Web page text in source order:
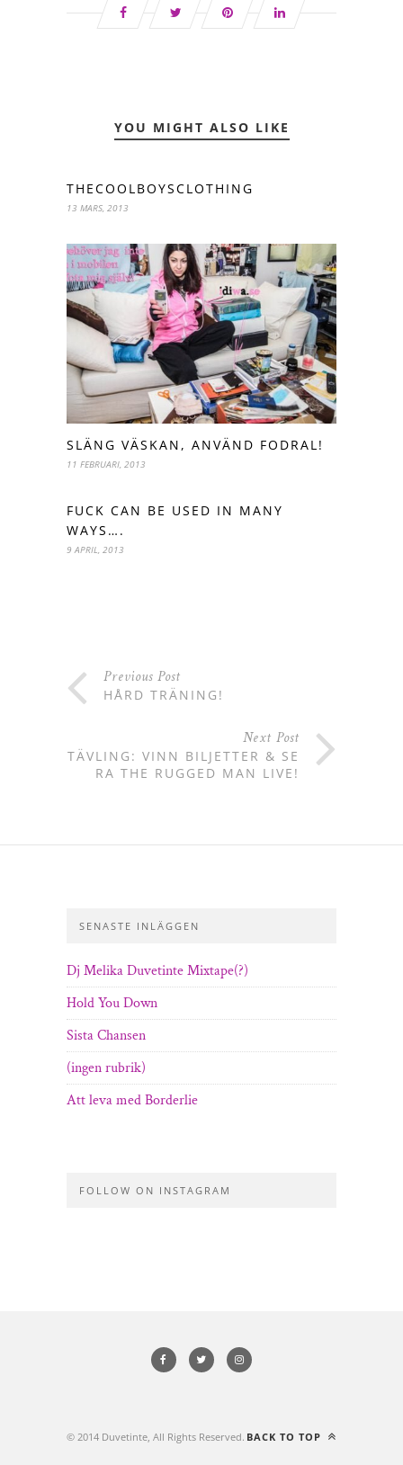
YOU MIGHT ALSO LIKE
THECOOLBOYSCLOTHING
13 MARS, 2013
SLÄNG VÄSKAN, ANVÄND FODRAL!
11 FEBRUARI, 2013
FUCK CAN BE USED IN MANY
WAYS….
9 APRIL, 2013
Previous Post
HÅRD TRÄNING!
Next Post
TÄVLING: VINN BILJETTER & SE
RA THE RUGGED MAN LIVE!
SENASTE INLÄGGEN
Dj Melika Duvetinte Mixtape(?)
Hold You Down
Sista Chansen
(ingen rubrik)
Att leva med Borderlie
FOLLOW ON INSTAGRAM
© 2014 Duvetinte, All Rights Reserved. BACK TO TOP